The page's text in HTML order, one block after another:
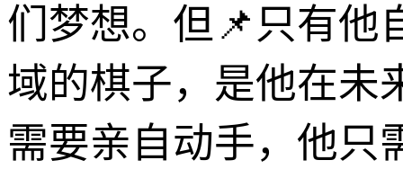
们梦想。但📌只有他
域的棋子，是他在未
需要亲自动手，他只